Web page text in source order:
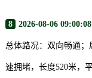
8 2026-08-06 09:00:08
总体路况：双向畅通
速拥堵，长度520米，